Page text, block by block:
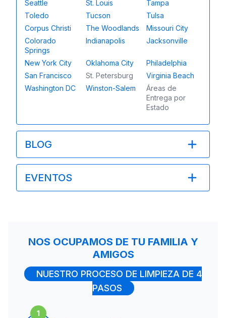
Seattle
St. Louis
Tampa
Toledo
Tucson
Tulsa
Corpus Christi
The Woodlands
Missouri City
Colorado
Springs
Indianapolis Jacksonville
New York City Oklahoma City
Philadelphia
San Francisco
St. Petersburg
Virginia Beach
Washington DC
Winston-Salem
Áreas de
Entrega por
Estado
BLOG
EVENTOS
NOS OCUPAMOS DE TU FAMILIA Y
AMIGOS
NUESTRO PROCESO DE LIMPIEZA DE 4
PASOS
1